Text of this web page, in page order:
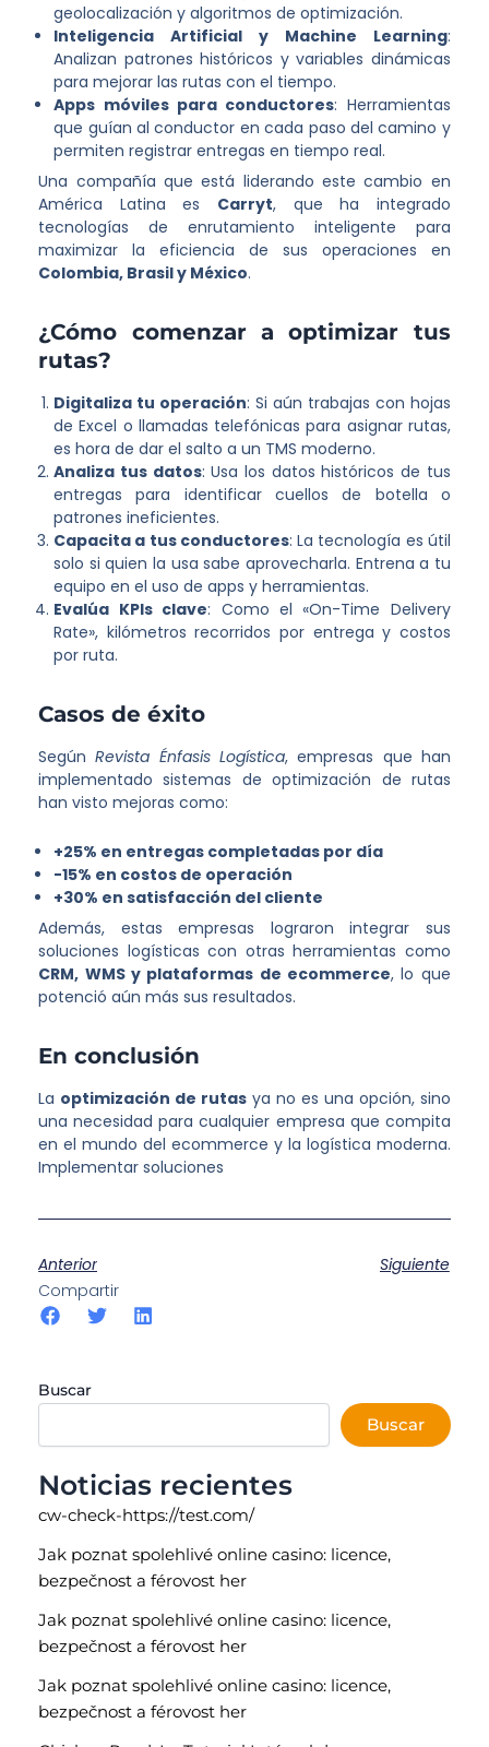
geolocalización y algoritmos de optimización.
Inteligencia Artificial y Machine Learning:
Analizan patrones históricos y variables dinámicas
para mejorar las rutas con el tiempo.
Apps móviles para conductores: Herramientas
que guían al conductor en cada paso del camino y
permiten registrar entregas en tiempo real.
Una compañía que está liderando este cambio en
América Latina es Carryt, que ha integrado
tecnologías de enrutamiento inteligente para
maximizar la eficiencia de sus operaciones en
Colombia, Brasil y México.
¿Cómo comenzar a optimizar tus
rutas?
Digitaliza tu operación: Si aún trabajas con hojas
de Excel o llamadas telefónicas para asignar rutas,
es hora de dar el salto a un TMS moderno.
Analiza tus datos: Usa los datos históricos de tus
entregas para identificar cuellos de botella o
patrones ineficientes.
Capacita a tus conductores: La tecnología es útil
solo si quien la usa sabe aprovecharla. Entrena a tu
equipo en el uso de apps y herramientas.
Evalúa KPIs clave: Como el «On-Time Delivery
Rate», kilómetros recorridos por entrega y costos
por ruta.
Casos de éxito
SegúnRevista Énfasis Logística, empresas que han
implementado sistemas de optimización de rutas
han visto mejoras como:
+25% en entregas completadas por día
-15% en costos de operación
+30% en satisfacción del cliente
Además, estas empresas lograron integrar sus
soluciones logísticas con otras herramientas como
CRM, WMS y plataformas de ecommerce, lo que
potenció aún más sus resultados.
En conclusión
La optimización de rutas ya no es una opción, sino
una necesidad para cualquier empresa que compita
en el mundo del ecommerce y la logística moderna.
Implementar soluciones
Anterior
Siguiente
Compartir
Buscar
Buscar
Noticias recientes
cw-check-https://test.com/
Jak poznat spolehlivé online casino: licence,
bezpečnost a férovost her
Jak poznat spolehlivé online casino: licence,
bezpečnost a férovost her
Jak poznat spolehlivé online casino: licence,
bezpečnost a férovost her